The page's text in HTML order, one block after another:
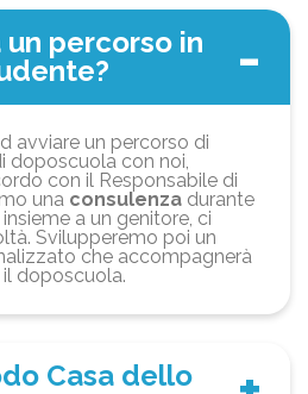
un percorso in
avviare un percorso di
doposcuola con noi,
con il Responsabile di
una consulenza durante
a un genitore, ci
Svilupperemo poi un
che accompagnerà
doposcuola.
Casa dello